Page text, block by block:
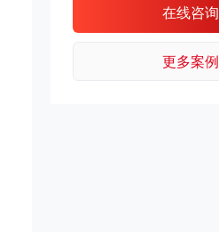
在线咨询
更多案例